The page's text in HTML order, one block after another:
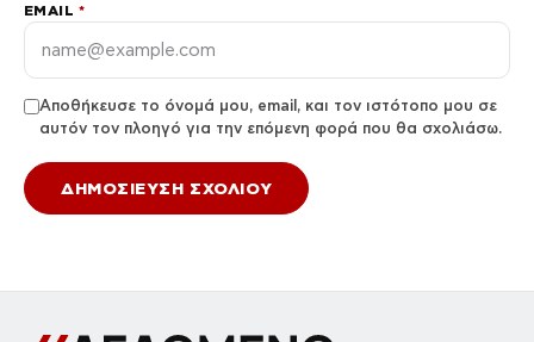
EMAIL *
Αποθήκευσε το όνομά μου, email, και τον ιστότοπο μου σε
αυτόν τον πλοηγό για την επόμενη φορά που θα σχολιάσω.